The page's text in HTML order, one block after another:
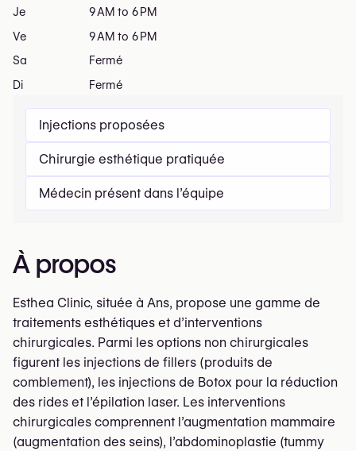
Injections proposées
Chirurgie esthétique pratiquée
Médecin présent dans l’équipe
À propos
Esthea Clinic, située à Ans, propose une gamme de
traitements esthétiques et d’interventions
chirurgicales. Parmi les options non chirurgicales
figurent les injections de fillers (produits de
comblement), les injections de Botox pour la réduction
des rides et l’épilation laser. Les interventions
chirurgicales comprennent l’augmentation mammaire
(augmentation des seins), l’abdominoplastie (tummy
Je
9 AM to 6 PM
Ve
9 AM to 6 PM
Sa
Fermé
Di
Fermé